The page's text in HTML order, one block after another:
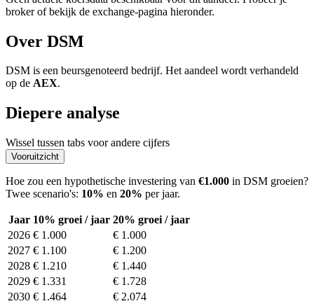
broker of bekijk de exchange-pagina hieronder.
Over DSM
DSM is een beursgenoteerd bedrijf. Het aandeel wordt verhandeld
op de AEX.
Diepere analyse
Wissel tussen tabs voor andere cijfers
Vooruitzicht
Hoe zou een hypothetische investering van €1.000 in DSM groeien?
Twee scenario's: 10% en 20% per jaar.
Jaar 10% groei / jaar 20% groei / jaar
2026 € 1.000
€ 1.000
2027 € 1.100
€ 1.200
2028 € 1.210
€ 1.440
2029 € 1.331
€ 1.728
2030 € 1.464 € 2.074